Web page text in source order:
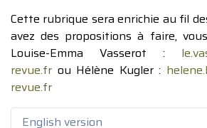
Cette rubrique sera enrichie au fil
avez des propositions à faire,
Louise-Emma Vasserot :
revue.fr ou Hélène Kugler :
revue.fr
English version